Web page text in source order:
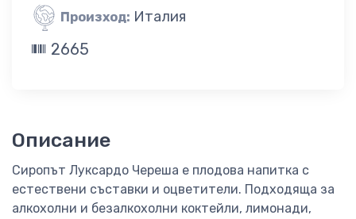
Произход: Италия
2665
Описание
Сиропът Луксардо Череша е плодова напитка с
естествени съставки и оцветители. Подходяща за
алкохолни и безалкохолни коктейли, лимонади,